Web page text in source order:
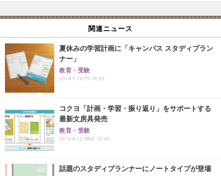
関連ニュース
夏休みの学習計画に「キャンパス スタディプラン
ナー」
教育・受験
2019.7.19 Fri 18:45
コクヨ「計画・学習・振り返り」をサポートする
最新文房具発売
教育・受験
2019.6.12 Wed 18:45
話題のスタディプランナーにノートタイプが登場